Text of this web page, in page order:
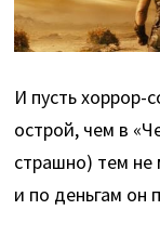
И пусть хоррор-
острой, чем в
страшно) тем не
и по деньгам он